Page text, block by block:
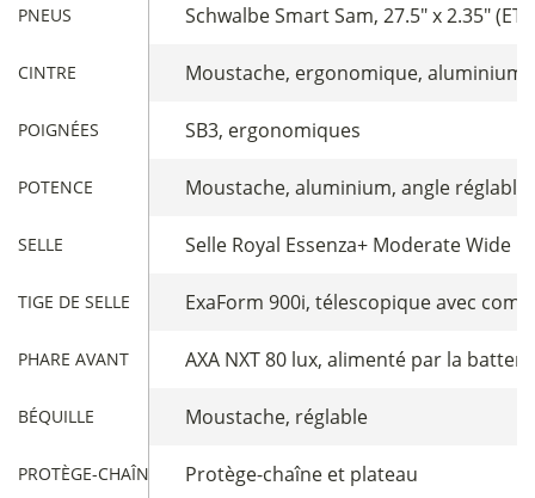
PNEUS Schwalbe Smart Sam, 27.5" x 2.35"
CINTRE Moustache, ergonomique,
POIGNÉES SB3, ergonomiques
POTENCE Moustache, aluminium, angle
SELLE Selle Royal Essenza+ Moderate Wide
TIGE DE SELLE ExaForm 900i, télescopique avec
PHARE AVANT AXA NXT 80 lux, alimenté par la
BÉQUILLE Moustache, réglable
PROTÈGE-CHAÎNE Protège-chaîne et plateau